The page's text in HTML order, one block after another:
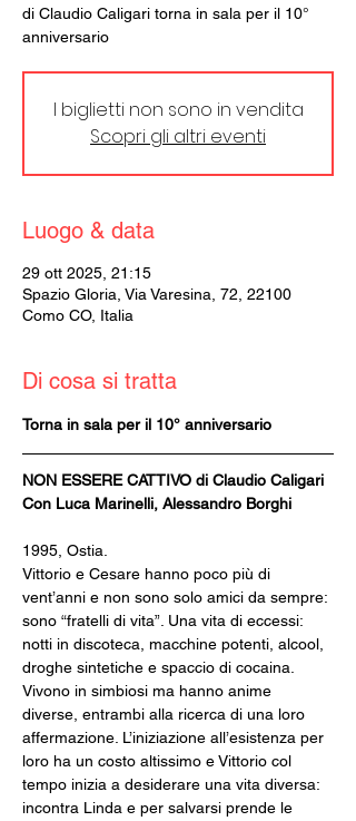
di Claudio Caligari torna in sala per il 10°
anniversario
I biglietti non sono in vendita
Scopri gli altri eventi
Luogo & data
29 ott 2025, 21:15
Spazio Gloria, Via Varesina, 72, 22100
Como CO, Italia
Di cosa si tratta
Torna in sala per il 10° anniversario
NON ESSERE CATTIVO di Claudio Caligari
Con Luca Marinelli, Alessandro Borghi
1995, Ostia.
Vittorio e Cesare hanno poco più di
vent’anni e non sono solo amici da sempre:
sono “fratelli di vita”. Una vita di eccessi:
notti in discoteca, macchine potenti, alcool,
droghe sintetiche e spaccio di cocaina.
Vivono in simbiosi ma hanno anime
diverse, entrambi alla ricerca di una loro
affermazione. L’iniziazione all’esistenza per
loro ha un costo altissimo e Vittorio col
tempo inizia a desiderare una vita diversa:
incontra Linda e per salvarsi prende le